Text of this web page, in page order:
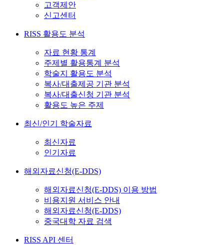
고객제안
신고센터
RISS 활용도 분석
자료 현황 통계
주제별 활용통계 분석
학술지 활용도 분석
복사/대출제공 기관 분석
복사/대출신청 기관 분석
활용도 높은 주제
최신/인기 학술자료
최신자료
인기자료
해외자료신청(E-DDS)
해외자료신청(E-DDS) 이용 방법
비용지원 서비스 안내
해외자료신청(E-DDS)
중국대학 자료 검색
RISS API 센터